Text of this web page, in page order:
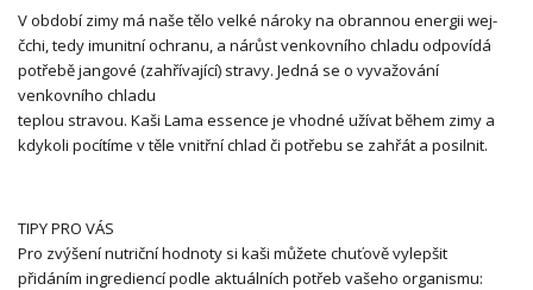
V období zimy má naše tělo velké nároky na obrannou energii wej-
čchi, tedy imunitní ochranu, a nárůst venkovního chladu odpovídá
potřebě jangové (zahřívající) stravy. Jedná se o vyvažování
venkovního chladu
teplou stravou. Kaši Lama essence je vhodné užívat během zimy a
kdykoli pocítíme v těle vnitřní chlad či potřebu se zahřát a posilnit.
TIPY PRO VÁS
Pro zvýšení nutriční hodnoty si kaši můžete chuťově vylepšit
přidáním ingrediencí podle aktuálních potřeb vašeho organismu: